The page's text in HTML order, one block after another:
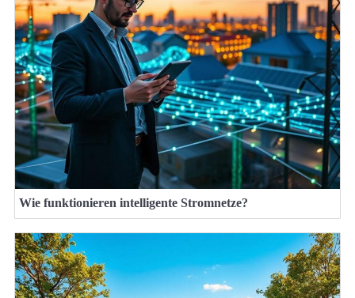
Wie funktionieren intelligente Stromnetze?